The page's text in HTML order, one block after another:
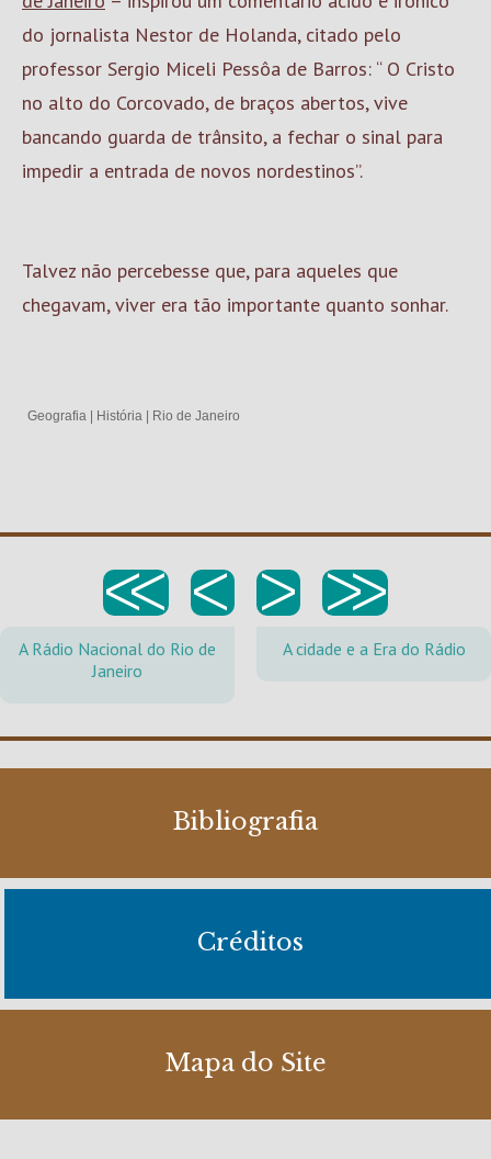
do jornalista Nestor de Holanda, citado pelo
professor Sergio Miceli Pessôa de Barros: “ O Cristo
no alto do Corcovado, de braços abertos, vive
bancando guarda de trânsito, a fechar o sinal para
impedir a entrada de novos nordestinos”.
Talvez não percebesse que, para aqueles que
chegavam, viver era tão importante quanto sonhar.
Geografia História Rio de Janeiro
<< < > >>
A Rádio Nacional do Rio de
Janeiro
A cidade e a Era do Rádio
Bibliografia
Créditos
Mapa do Site